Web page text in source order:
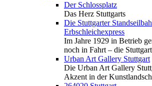
Der Schlossplatz
Das Herz Stuttgarts
Die Stuttgarter
Erbschleichexpress
Im Jahre 1929 in Betrieb
noch in Fahrt – die
Urban Art Gallery Stuttgart
Die Urban Art Gallery
Akzent in der